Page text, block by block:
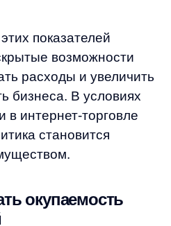
—
окупаемости
Формула